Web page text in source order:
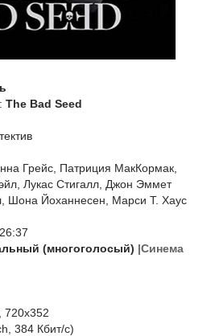
The Bad Seed
Грейс, Патриция МакКормак,
Лукас Стигалл, Джон Эммет
Шона Йоханнесен, Марси Т. Хаус
(многоголосый) |Синема
720x352
384 Кбит/с)